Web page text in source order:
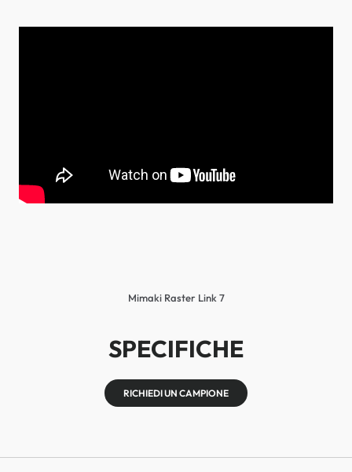
Mimaki Raster Link 7
SPECIFICHE
RICHIEDI UN CAMPIONE